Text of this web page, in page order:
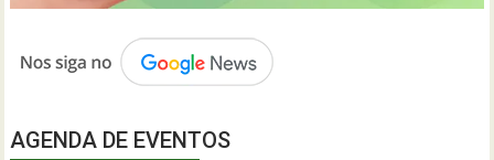
AGENDA DE EVENTOS